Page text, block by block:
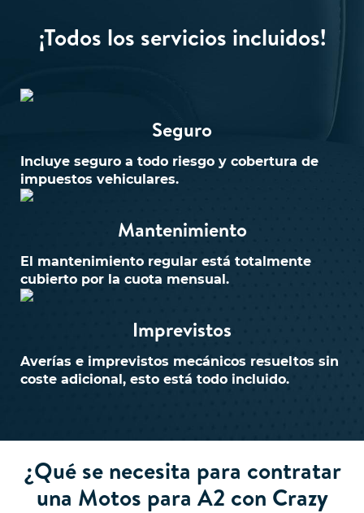
¡Todos los servicios incluidos!
Seguro
Incluye seguro a todo riesgo y cobertura de
impuestos vehiculares.
Mantenimiento
El mantenimiento regular está totalmente
cubierto por la cuota mensual.
Imprevistos
Averías e imprevistos mecánicos resueltos sin
coste adicional, esto está todo incluido.
¿Qué se necesita para contratar
una Motos para A2 con Crazy